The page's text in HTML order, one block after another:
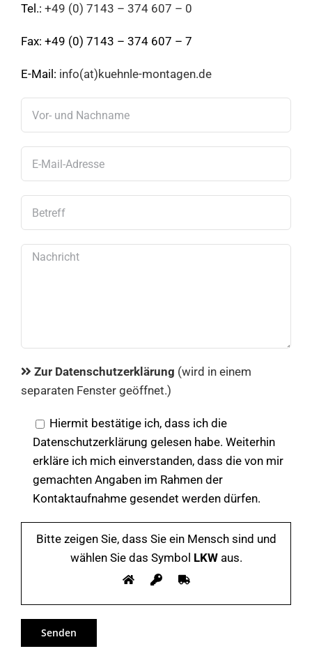
Tel.: +49 (0) 7143 – 374 607 – 0
Fax: +49 (0) 7143 – 374 607 – 7
E-Mail: info(at)kuehnle-montagen.de
Zur Datenschutzerklärung (wird in einem
separaten Fenster geöffnet.)
Hiermit bestätige ich, dass ich die
Datenschutzerklärung gelesen habe. Weiterhin
erkläre ich mich einverstanden, dass die von mir
gemachten Angaben im Rahmen der
Kontaktaufnahme gesendet werden dürfen.
Bitte zeigen Sie, dass Sie ein Mensch sind und
wählen Sie das Symbol LKWaus.